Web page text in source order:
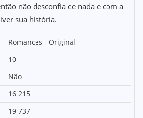
não desconfia de nada e com a
sua história.
Romances - Original
10
Não
16 215
19 737